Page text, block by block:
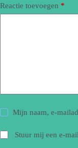
Reactie toevoegen *
Mijn naam, e-
Stuur mij een e-